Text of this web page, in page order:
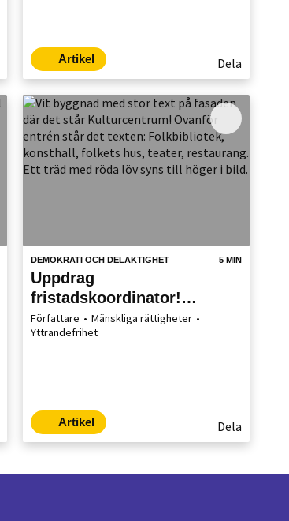
Artikel Dela
DEMOKRATI OCH DELAKTIGHET 5 MIN
Uppdrag
fristadskoordinator!
Sandviken berättar
Författare
Mänskliga rättigheter
Yttrandefrihet
Artikel Dela